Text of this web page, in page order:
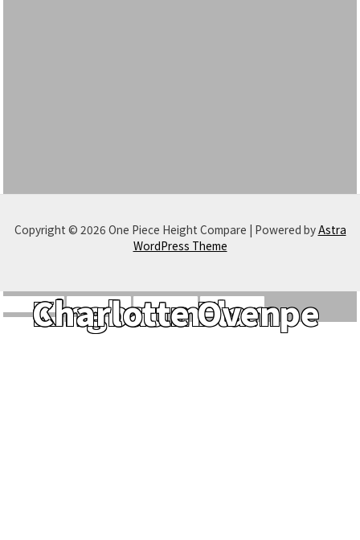
Charlotte Flampe
Kingbaum
Charlotte Oven
Copyright © 2026 One Piece Height Compare | Powered byAstra
WordPress Theme